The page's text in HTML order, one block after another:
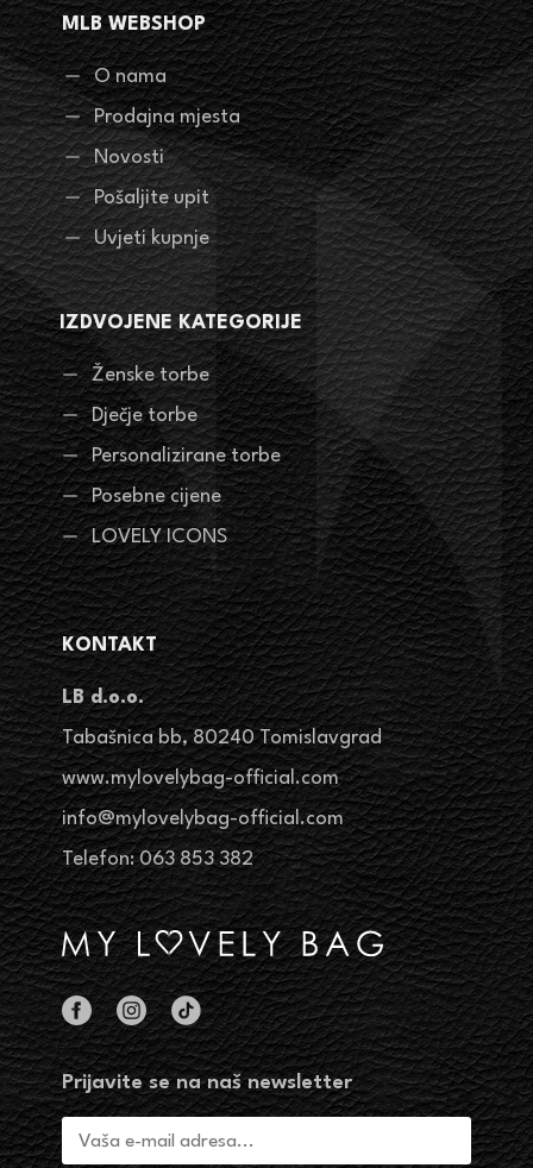
MLB WEBSHOP
O nama
Prodajna mjesta
Novosti
Pošaljite upit
Uvjeti kupnje
IZDVOJENE KATEGORIJE
Ženske torbe
Dječje torbe
Personalizirane torbe
Posebne cijene
LOVELY ICONS
KONTAKT
LB d.o.o.
Tabašnica bb, 80240 Tomislavgrad
www.mylovelybag-official.com
info@mylovelybag-official.com
Telefon: 063 853 382
Prijavite se na naš newsletter